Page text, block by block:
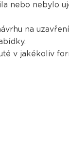
nebo nebylo
na
v jakékoliv